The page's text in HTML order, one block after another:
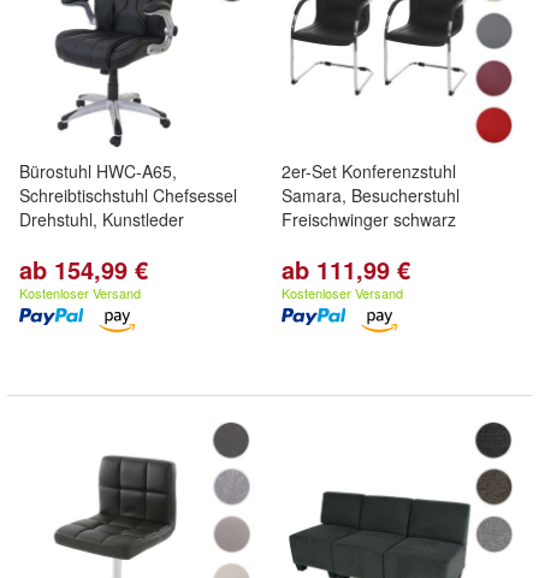
Bürostuhl HWC-A65,
Schreibtischstuhl Chefsessel
Drehstuhl, Kunstleder
ab 154,99 €
Kostenloser Versand
2er-Set Konferenzstuhl
Samara, Besucherstuhl
Freischwinger schwarz
ab 111,99 €
Kostenloser Versand